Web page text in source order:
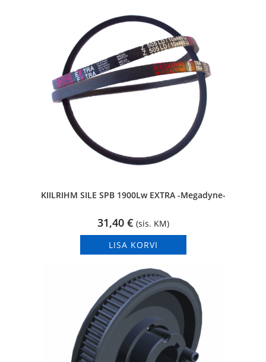
KIILRIHM SILE SPB 1900Lw EXTRA -Megadyne-
31,40 € (sis. KM)
LISA KORVI